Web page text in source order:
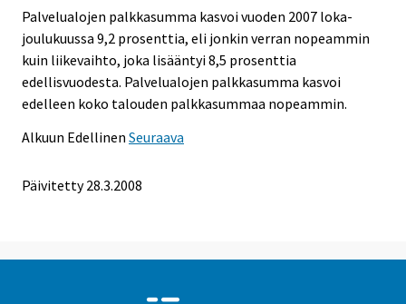
Palvelualojen palkkasumma kasvoi vuoden 2007 loka-
joulukuussa 9,2 prosenttia, eli jonkin verran nopeammin
kuin liikevaihto, joka lisääntyi 8,5 prosenttia
edellisvuodesta. Palvelualojen palkkasumma kasvoi
edelleen koko talouden palkkasummaa nopeammin.
Alkuun Edellinen Seuraava
Päivitetty28.3.2008